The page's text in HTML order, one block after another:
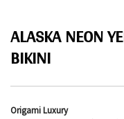
ALASKA NEON
BIKINI
Origami Luxury